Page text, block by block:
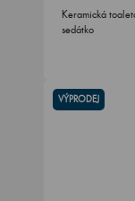
Keramická
sedátko
VÝPRODEJ